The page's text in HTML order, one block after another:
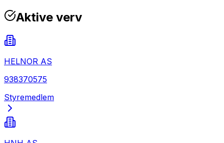
Aktive verv
HELNOR AS
938370575
Styremedlem